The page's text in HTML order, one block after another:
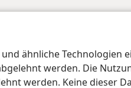
ähnliche Technologien
werden. Die
werden. Keine dieser